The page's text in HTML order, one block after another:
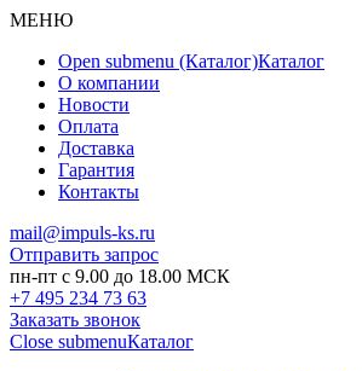
МЕНЮ
Open submenu (Каталог)Каталог
О компании
Новости
Оплата
Доставка
Гарантия
Контакты
mail@impuls-ks.ru
Отправить запрос
пн-пт с 9.00 до 18.00 МСК
+7 495 234 73 63
Заказать звонок
Close submenuКаталог